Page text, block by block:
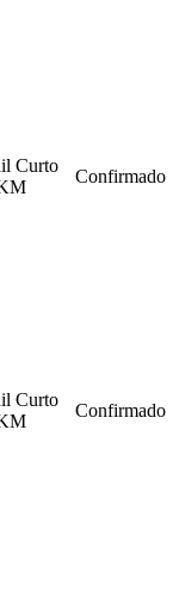
Curto
Confirmado
Curto
Confirmado